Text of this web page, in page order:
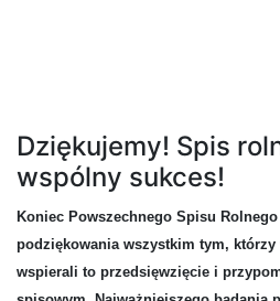
Dziękujemy! Spis
wspólny sukces!
Koniec Powszechnego Spisu
podziękowania wszystkim tym,
wspierali to przedsięwzięcie i